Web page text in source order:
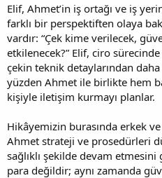
Elif, Ahmet’in iş ortağı ve iş
farklı bir perspektiften olaya
vardır: “Çek kime verilecek,
etkilenecek?” Elif, ciro
çekin teknik detaylarından
yüzden Ahmet ile birlikte hem
kişiyle iletişim kurmayı planlar.
Hikâyemizin burasında erkek ve
Ahmet strateji ve prosedürleri
sağlıklı şekilde devam etmesini
para değildir; aynı zamanda